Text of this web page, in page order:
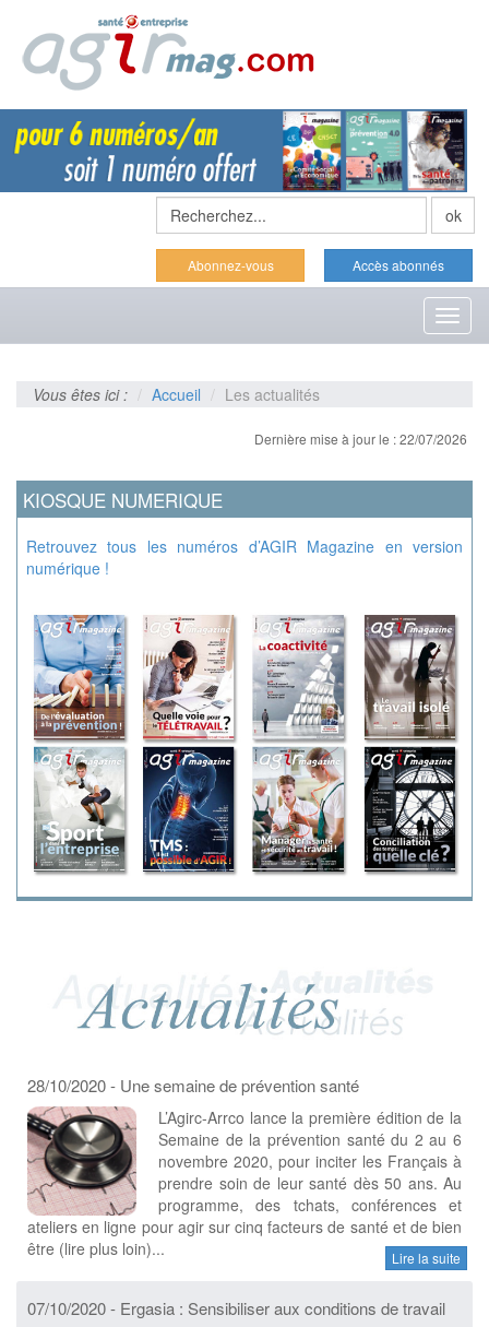
Abonnez-vous Accès abonnés
Vous êtes ici : Accueil Les actualités
Dernière mise à jour le : 22/07/2026
KIOSQUE NUMERIQUE
Retrouvez tous les numéros d’AGIR Magazine en version
numérique !
28/10/2020 - Une semaine de prévention santé
L’Agirc-Arrco lance la première édition de la
Semaine de la prévention santé du 2 au 6
novembre 2020, pour inciter les Français à
prendre soin de leur santé dès 50 ans. Au
programme, des tchats, conférences et
ateliers en ligne pour agir sur cinq facteurs de santé et de bien
être (lire plus loin)...
Lire la suite
07/10/2020 - Ergasia : Sensibiliser aux conditions de travail